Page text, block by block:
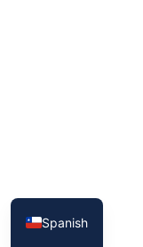
Spanish